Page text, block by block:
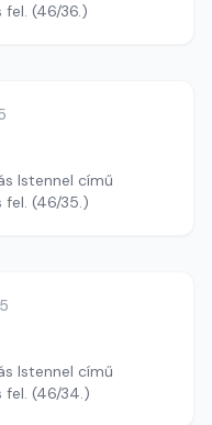
fel. (46/36.)
Istennel című
fel. (46/35.)
Istennel című
fel. (46/34.)